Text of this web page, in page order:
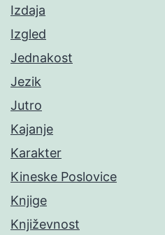
Izdaja
Izgled
Jednakost
Jezik
Jutro
Kajanje
Karakter
Kineske Poslovice
Knjige
Književnost